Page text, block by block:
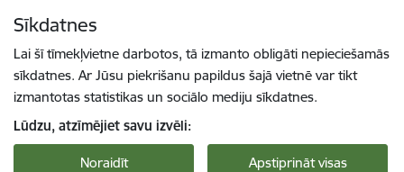
Sīkdatnes
Lai šī tīmekļvietne darbotos, tā izmanto obligāti nepieciešamās
sīkdatnes. Ar Jūsu piekrišanu papildus šajā vietnē var tikt
izmantotas statistikas un sociālo mediju sīkdatnes.
Lūdzu, atzīmējiet savu izvēli:
Noraidīt Apstiprināt visas